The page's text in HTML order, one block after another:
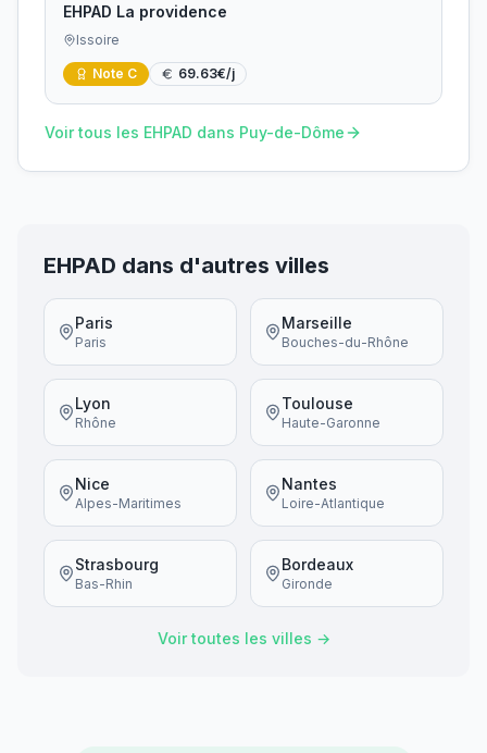
EHPAD La providence
Issoire
Note C 69.63€/j
Voir tous les EHPAD dans Puy-de-Dôme
EHPAD dans d'autres villes
Paris
Paris
Marseille
Bouches-du-Rhône
Lyon
Rhône
Toulouse
Haute-Garonne
Nice
Alpes-Maritimes
Nantes
Loire-Atlantique
Strasbourg
Bas-Rhin
Bordeaux
Gironde
Voir toutes les villes →